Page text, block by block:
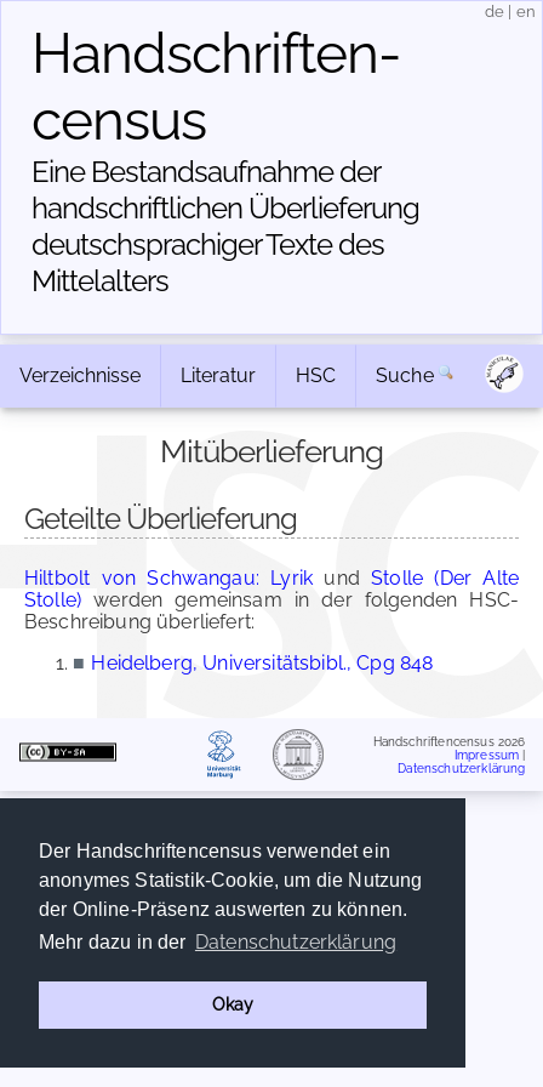
Der Handschriftencensus verwendet ein
anonymes Statistik-Cookie, um die Nutzung
der Online-Präsenz auswerten zu können.
Mehr dazu in der Datenschutzerklärung
Okay
Handschriften­
census
Eine Bestandsaufnahme der
handschriftlichen Über­lieferung
deutschsprachiger Texte des
Mittelalters
de en
Verzeichnisse Literatur HSC Suche
Mitüberlieferung
Geteilte Überlieferung
Hiltbolt von Schwangau: Lyrik undStolle (Der Alte
Stolle) werden gemeinsam in der folgenden HSC-
Beschreibung überliefert:
■ Heidelberg, Universitätsbibl., Cpg 848
Handschriftencensus 2026
Impressum
Datenschutzerklärung